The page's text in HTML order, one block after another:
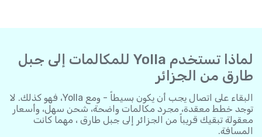
لماذا تستخدم Yolla للمكالمات إلى جبل
طارق من الجزائر
البقاء على اتصال يجب أن يكون بسيطاً - ومع Yolla، فهو كذلك. لا
توجد خطط معقدة، مجرد مكالمات واضحة، شحن سهل، وأسعار
معقولة تبقيك قريباً من الجزائر إلى جبل طارق ، مهما كانت
المسافة.